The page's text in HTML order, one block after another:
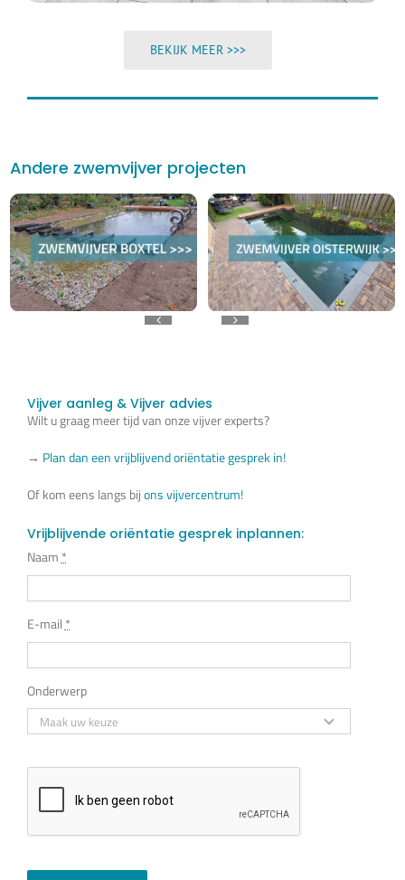
BEKIJK MEER >>>
Andere zwemvijver projecten
Vijver aanleg & Vijver advies
Wilt u graag meer tijd van onze vijver experts?
→ Plan dan een vrijblijvend oriëntatie gesprek in!
Of kom eens langs bijons vijvercentrum!
Vrijblijvende oriëntatie gesprek inplannen:
Naam *
E-mail *
Onderwerp